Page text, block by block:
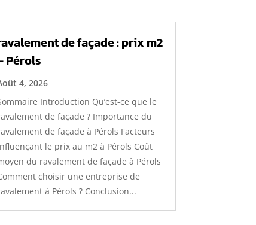
de façade : prix m2
Pérols
4, 2026
Introduction Qu’est-ce que le
de façade ? Importance du
de façade à Pérols Facteurs
le prix au m2 à Pérols Coût
du ravalement de façade à Pérols
choisir une entreprise de
à Pérols ? Conclusion...